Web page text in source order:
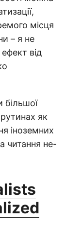
місця
– я не
від
більшої
як
іноземних
читання не-